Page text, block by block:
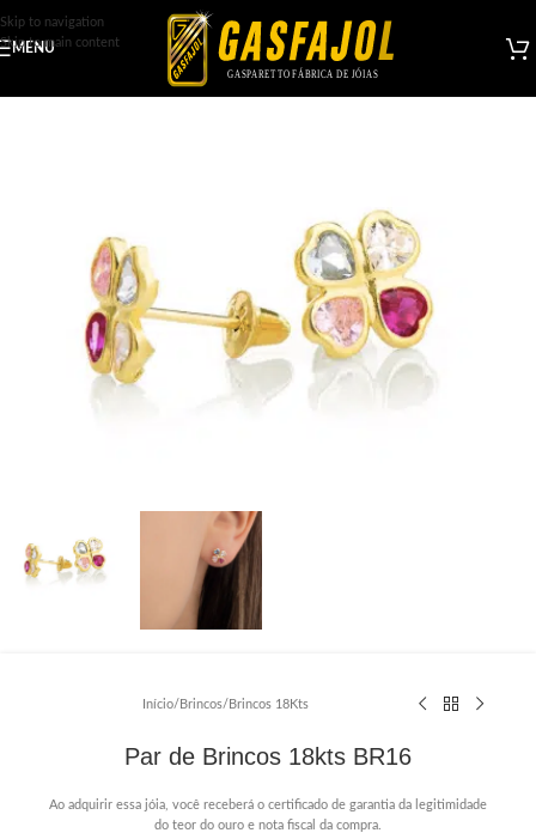
Skip to navigation
Skip to main content
MENU
Início/ Brincos/ Brincos 18Kts
Par de Brincos 18kts BR16
Ao adquirir essa jóia, você receberá o certificado de garantia da legitimidade
do teor do ouro e nota fiscal da compra.